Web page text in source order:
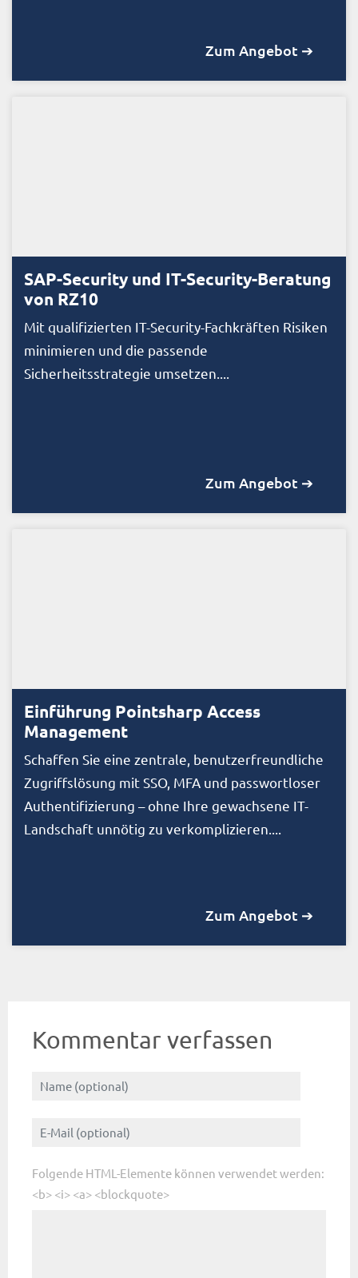
Zum Angebot ➔
SAP-Security und IT-Security-Beratung
von RZ10
Mit qualifizierten IT-Security-Fachkräften Risiken
minimieren und die passende
Sicherheitsstrategie umsetzen....
Zum Angebot ➔
Einführung Pointsharp Access
Management
Schaffen Sie eine zentrale, benutzerfreundliche
Zugriffslösung mit SSO, MFA und passwortloser
Authentifizierung – ohne Ihre gewachsene IT-
Landschaft unnötig zu verkomplizieren....
Zum Angebot ➔
Kommentar verfassen
Folgende HTML-Elemente können verwendet werden:
<b> <i> <a> <blockquote>